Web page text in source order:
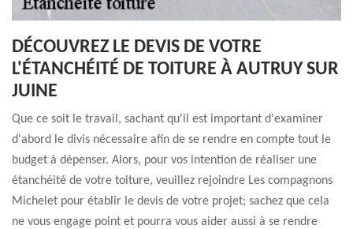
DÉCOUVREZ LE DEVIS DE VOTRE
L'ÉTANCHÉITÉ DE TOITURE À AUTRUY SUR
JUINE
Que ce soit le travail, sachant qu'il est important d'examiner
d'abord le divis nécessaire afin de se rendre en compte tout le
budget à dépenser. Alors, pour vos intention de réaliser une
étanchéité de votre toiture, veuillez rejoindre Les compagnons
Michelet pour établir le devis de votre projet; sachez que cela
ne vous engage point et pourra vous aider aussi à se rendre